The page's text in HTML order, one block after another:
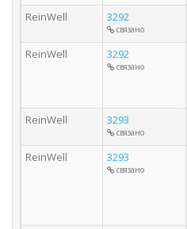
ReinWell
3292
связано
ReinWell
3292
связано
ReinWell
3293
связано
ReinWell
3293
связано